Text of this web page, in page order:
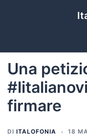
Una
firmare
DI ITALOFONIA 18